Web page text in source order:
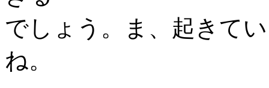
でしょう。ま、起きて
ね。